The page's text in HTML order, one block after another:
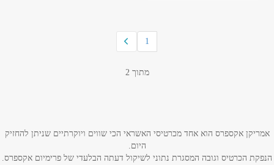
1
מתוך 2
אמריקן אקספרס הוא אחד מכרטיסי האשראי הכי שווים ויוקרתיים שניתן להחזיק
היום.
הנפקת הכרטיס וגובה המסגרת נתוני לשיקול דעתה הבלעדי של פרימיום אקספרס.